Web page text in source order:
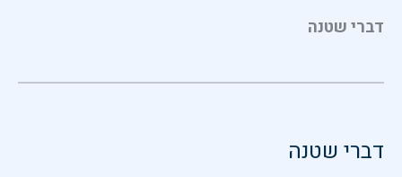
דברי שטנה
דברי שטנה